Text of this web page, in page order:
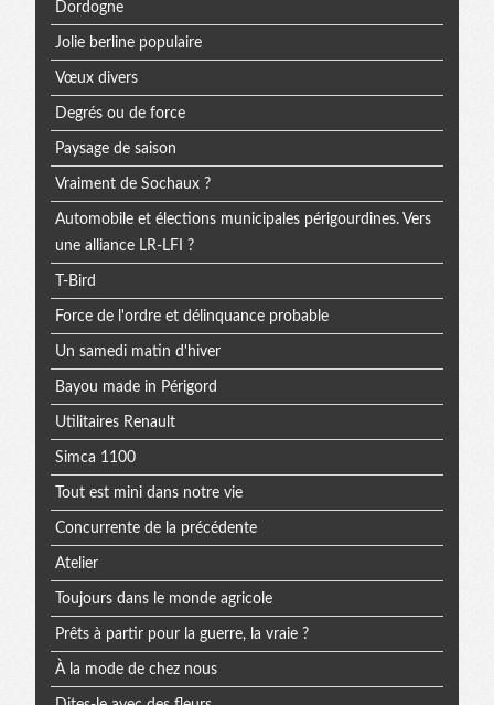
Dordogne
Jolie berline populaire
Vœux divers
Degrés ou de force
Paysage de saison
Vraiment de Sochaux ?
Automobile et élections municipales périgourdines. Vers
une alliance LR-LFI ?
T-Bird
Force de l'ordre et délinquance probable
Un samedi matin d'hiver
Bayou made in Périgord
Utilitaires Renault
Simca 1100
Tout est mini dans notre vie
Concurrente de la précédente
Atelier
Toujours dans le monde agricole
Prêts à partir pour la guerre, la vraie ?
À la mode de chez nous